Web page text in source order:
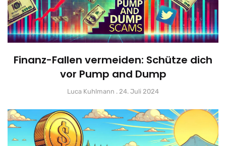
Finanz-Fallen vermeiden: Schütze dich
vor Pump and Dump
Luca Kuhlmann 24. Juli 2024